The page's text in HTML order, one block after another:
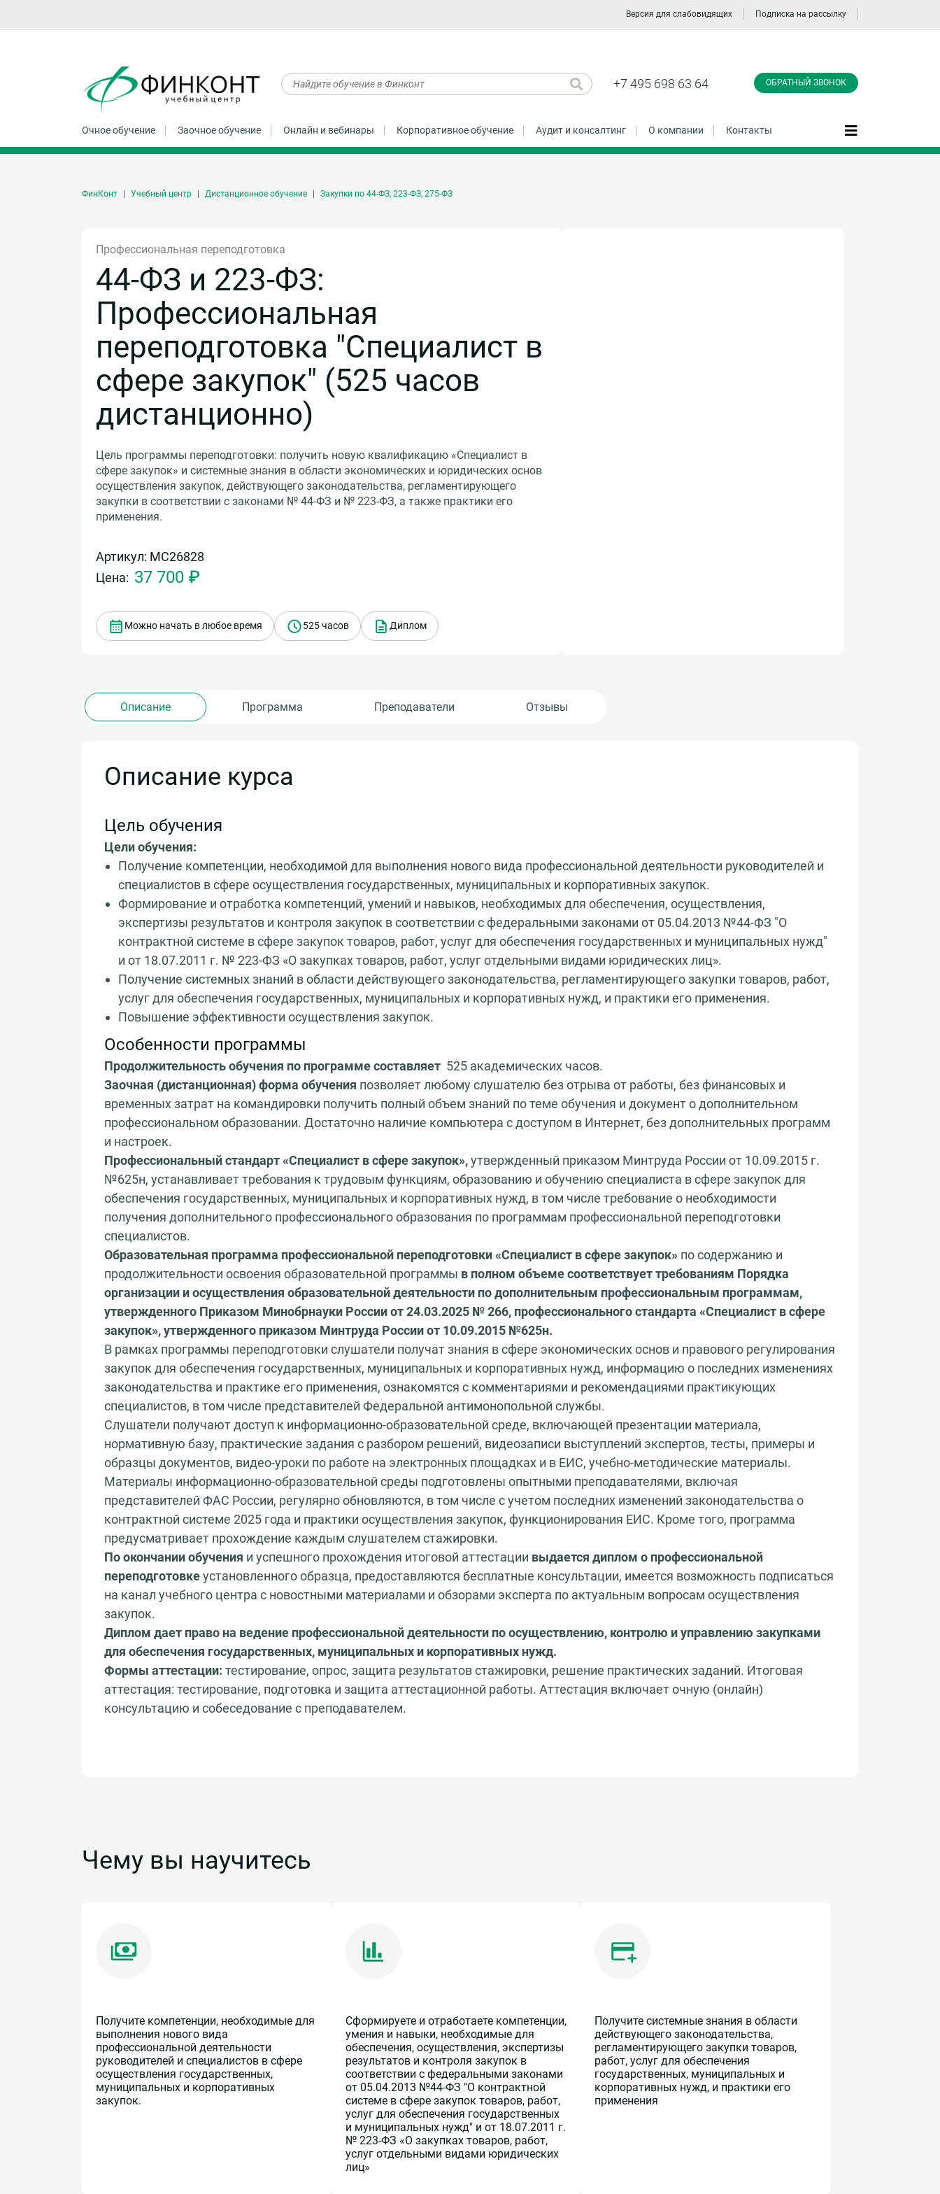
Версия для слабовидящих Подписка на рассылку
+7 495 698 63 64 ОБРАТНЫЙ ЗВОНОК
Очное обучение Заочное обучение Онлайн и вебинары Корпоративное обучение Аудит и консалтинг О компании Контакты
ФинКонт Учебный центр Дистанционное обучение Закупки по 44-ФЗ, 223-ФЗ, 275-ФЗ
Профессиональная переподготовка
44-ФЗ и 223-ФЗ:
Профессиональная
переподготовка "Специалист в
сфере закупок" (525 часов
дистанционно)
Цель программы переподготовки: получить новую квалификацию «Специалист в
сфере закупок» и системные знания в области экономических и юридических основ
осуществления закупок, действующего законодательства, регламентирующего
закупки в соответствии с законами № 44-ФЗ и № 223-ФЗ, а также практики его
применения.
Артикул: МС26828
Цена: 37 700 ₽
Можно начать в любое время 525 часов Диплом
Описание Программа Преподаватели Отзывы
Описание курса
Цель обучения
Цели обучения:
Получение компетенции, необходимой для выполнения нового вида профессиональной деятельности руководителей и
специалистов в сфере осуществления государственных, муниципальных и корпоративных закупок.
Формирование и отработка компетенций, умений и навыков, необходимых для обеспечения, осуществления,
экспертизы результатов и контроля закупок в соответствии с федеральными законами от 05.04.2013 №44-ФЗ "О
контрактной системе в сфере закупок товаров, работ, услуг для обеспечения государственных и муниципальных нужд"
и от 18.07.2011 г. № 223-ФЗ «О закупках товаров, работ, услуг отдельными видами юридических лиц».
Получение системных знаний в области действующего законодательства, регламентирующего закупки товаров, работ,
услуг для обеспечения государственных, муниципальных и корпоративных нужд, и практики его применения.
Повышение эффективности осуществления закупок.
Особенности программы
Продолжительность обучения по программе составляет 525 академических часов.
Заочная (дистанционная) форма обучения позволяет любому слушателю без отрыва от работы, без финансовых и
временных затрат на командировки получить полный объем знаний по теме обучения и документ о дополнительном
профессиональном образовании. Достаточно наличие компьютера с доступом в Интернет, без дополнительных программ
и настроек.
Профессиональный стандарт «Специалист в сфере закупок»,утвержденный приказом Минтруда России от 10.09.2015 г.
№625н, устанавливает требования к трудовым функциям, образованию и обучению специалиста в сфере закупок для
обеспечения государственных, муниципальных и корпоративных нужд, в том числе требование о необходимости
получения дополнительного профессионального образования по программам профессиональной переподготовки
специалистов.
Образовательная программа профессиональной переподготовки«Специалист в сфере закупок» по содержанию и
продолжительности освоения образовательной программы в полном объеме соответствует требованиям Порядка
организации и осуществления образовательной деятельности по дополнительным профессиональным программам,
утвержденного Приказом Минобрнауки России от 24.03.2025 № 266, профессионального стандарта «Специалист в сфере
закупок», утвержденного приказом Минтруда России от 10.09.2015 №625н.
В рамках программы переподготовки слушатели получат знания в сфере экономических основ и правового регулирования
закупок для обеспечения государственных, муниципальных и корпоративных нужд, информацию о последних изменениях
законодательства и практике его применения, ознакомятся с комментариями и рекомендациями практикующих
специалистов, в том числе представителей Федеральной антимонопольной службы.
Слушатели получают доступ к информационно-образовательной среде, включающей презентации материала,
нормативную базу, практические задания с разбором решений, видеозаписи выступлений экспертов, тесты, примеры и
образцы документов, видео-уроки по работе на электронных площадках и в ЕИС, учебно-методические материалы.
Материалы информационно-образовательной среды подготовлены опытными преподавателями, включая
представителей ФАС России, регулярно обновляются, в том числе с учетом последних изменений законодательства о
контрактной системе 2025 года и практики осуществления закупок, функционирования ЕИС. Кроме того, программа
предусматривает прохождение каждым слушателем стажировки.
По окончании обучения и успешного прохождения итоговой аттестации выдается диплом о профессиональной
переподготовкеустановленного образца, предоставляются бесплатные консультации, имеется возможность подписаться
на канал учебного центра с новостными материалами и обзорами эксперта по актуальным вопросам осуществления
закупок.
Диплом дает право на ведение профессиональной деятельности по осуществлению, контролю и управлению закупками
для обеспечения государственных, муниципальных и корпоративных нужд.
Формы аттестации: тестирование, опрос, защита результатов стажировки, решение практических заданий. Итоговая
аттестация: тестирование, подготовка и защита аттестационной работы. Аттестация включает очную (онлайн)
консультацию и собеседование с преподавателем.
Чему вы научитесь
Получите компетенции, необходимые для
выполнения нового вида
профессиональной деятельности
руководителей и специалистов в сфере
осуществления государственных,
муниципальных и корпоративных
закупок.
Сформируете и отработаете компетенции,
умения и навыки, необходимые для
обеспечения, осуществления, экспертизы
результатов и контроля закупок в
соответствии с федеральными законами
от 05.04.2013 №44-ФЗ "О контрактной
системе в сфере закупок товаров, работ,
услуг для обеспечения государственных
и муниципальных нужд" и от 18.07.2011 г.
№ 223-ФЗ «О закупках товаров, работ,
услуг отдельными видами юридических
лиц»
Получите системные знания в области
действующего законодательства,
регламентирующего закупки товаров,
работ, услуг для обеспечения
государственных, муниципальных и
корпоративных нужд, и практики его
применения
звонок